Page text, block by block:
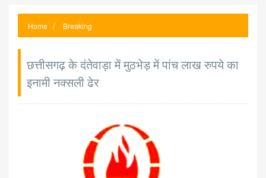
Home Breaking
छत्तीसगढ़ के दंतेवाड़ा में मुठभेड़ में पांच लाख रुपये का
इनामी नक्सली ढेर